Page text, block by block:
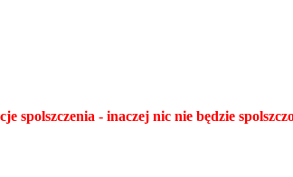
spolszczenia - inaczej nic nie będzie